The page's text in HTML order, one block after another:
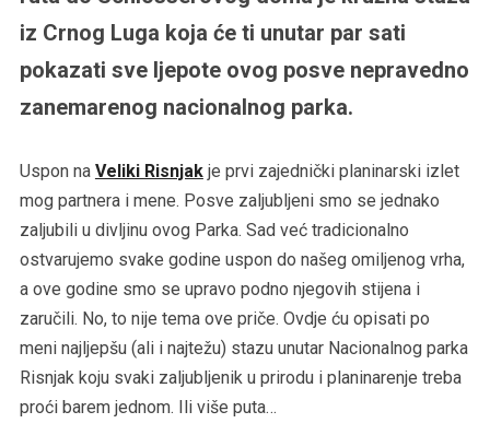
iz Crnog Luga koja će ti unutar par sati
pokazati sve ljepote ovog posve nepravedno
zanemarenog nacionalnog parka.
Uspon na Veliki Risnjakje prvi zajednički planinarski izlet
mog partnera i mene. Posve zaljubljeni smo se jednako
zaljubili u divljinu ovog Parka. Sad već tradicionalno
ostvarujemo svake godine uspon do našeg omiljenog vrha,
a ove godine smo se upravo podno njegovih stijena i
zaručili. No, to nije tema ove priče. Ovdje ću opisati po
meni najljepšu (ali i najtežu) stazu unutar Nacionalnog parka
Risnjak koju svaki zaljubljenik u prirodu i planinarenje treba
proći barem jednom. Ili više puta…